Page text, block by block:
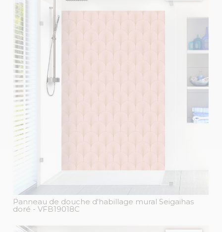
Panneau de douche d'habillage mural Seigaihas
doré - VFB19018C